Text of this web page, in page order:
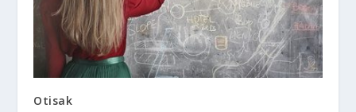
Otisak